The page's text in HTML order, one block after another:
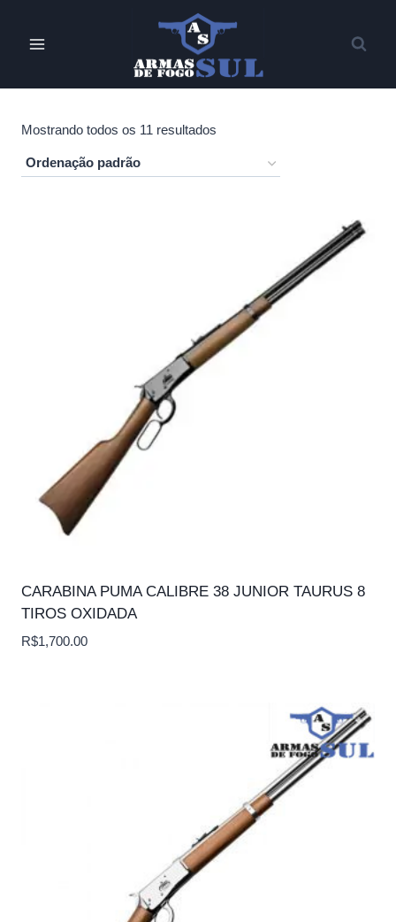
Mostrando todos os 11 resultados
CARABINA PUMA CALIBRE 38 JUNIOR TAURUS 8
TIROS OXIDADA
R$1,700.00